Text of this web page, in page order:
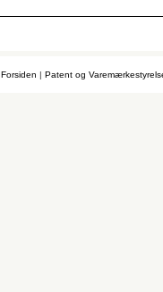
Forsiden |Patent og